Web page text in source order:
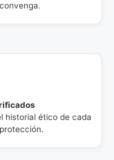
historial ético de cada